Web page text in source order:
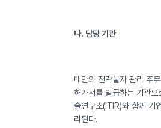
나. 담당 기관
대만의 전략물자 관리
허가서를 발급하는 기관
술연구소(ITIR)와 함께 기
리된다.